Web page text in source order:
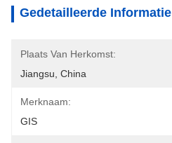
Gedetailleerde Informatie
Plaats Van Herkomst:
Jiangsu, China
Merknaam:
GIS